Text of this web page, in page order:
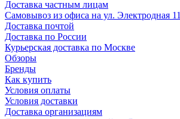
Доставка частным лицам
Самовывоз из офиса на ул. Электродная 11
Доставка почтой
Доставка по России
Курьерская доставка по Москве
Обзоры
Бренды
Как купить
Условия оплаты
Условия доставки
Доставка организациям